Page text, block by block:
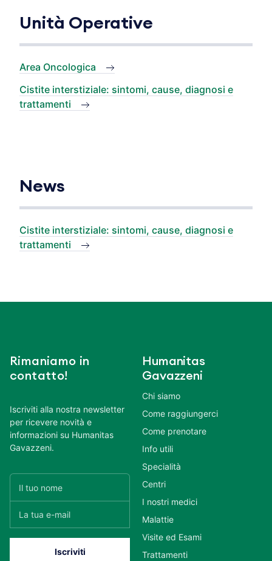
Unità Operative
Area Oncologica
Cistite interstiziale: sintomi, cause, diagnosi e
trattamenti
News
Cistite interstiziale: sintomi, cause, diagnosi e
trattamenti
Rimaniamo in
contatto!
Iscriviti alla nostra newsletter
per ricevere novità e
informazioni su Humanitas
Gavazzeni.
Humanitas
Gavazzeni
Chi siamo
Come raggiungerci
Come prenotare
Info utili
Specialità
Centri
I nostri medici
Malattie
Visite ed Esami
Trattamenti